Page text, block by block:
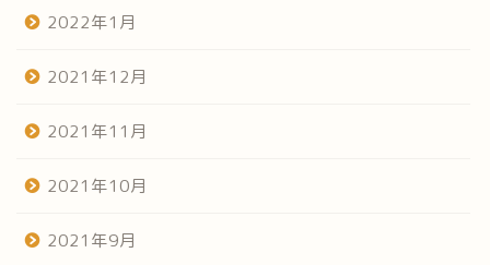
2022年1月
2021年12月
2021年11月
2021年10月
2021年9月